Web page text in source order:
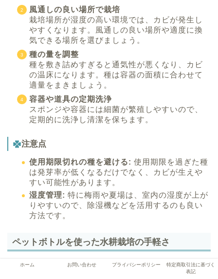
風通しの良い場所で栽培
栽培場所が湿度の高い環境では、カビが発生し
やすくなります。風通しの良い場所や適度に換
気できる場所を選びましょう。
種の量を調整
種を敷き詰めすぎると通気性が悪くなり、カビ
の温床になります。種は容器の面積に合わせて
適量をまきましょう。
容器や道具の定期洗浄
スポンジや容器には細菌が繁殖しやすいので、
定期的に洗浄し清潔を保ちます。
注意点
使用期限切れの種を避ける: 使用期限を過ぎた種
は発芽率が低くなるだけでなく、カビが生えや
すい可能性があります。
湿度管理: 特に梅雨や夏場は、室内の湿度が上が
りやすいので、除湿機などを活用するのも良い
方法です。
ペットボトルを使った水耕栽培の手軽さ
ペットボトルを活用すると、猫草水耕栽培を簡単に始
ホーム お問い合わせ プライバシーポリシー
特定商取引法に基づく
表記